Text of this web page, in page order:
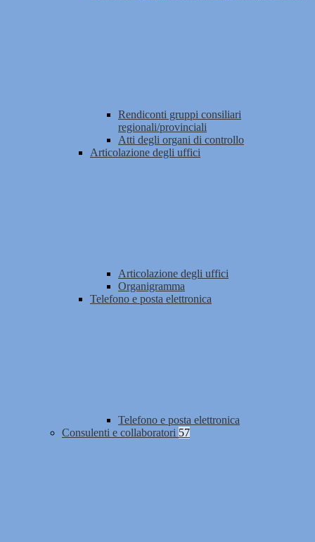
Rendiconti gruppi consiliari
regionali/provinciali
Atti degli organi di controllo
Articolazione degli uffici
Articolazione degli uffici
Organigramma
Telefono e posta elettronica
Telefono e posta elettronica
Consulenti e collaboratori 57